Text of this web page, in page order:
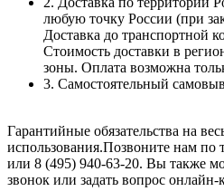
любую точку России (при
Доставка до транспортной
Стоимость доставки в
зоны. Оплата возможна
3. Самостоятельный
Гарантийные обязательства на
использования.Позвоните нам по
или 8 (495) 940-63-20. Вы также
звонок или задать вопрос онлайн-